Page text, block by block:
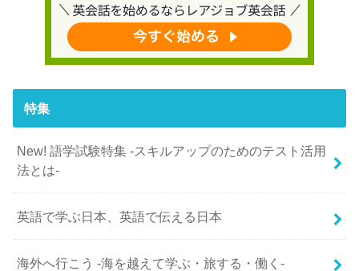
特集
New! 語学試験特集 -スキルアップのためのテスト活用
法とは-
英語で学ぶ日本、英語で伝える日本
海外へ行こう -海を越えて学ぶ・旅する・働く-